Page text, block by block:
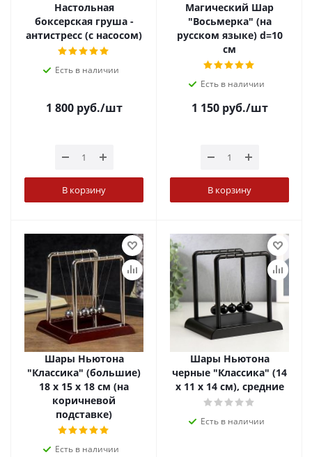
Настольная
боксерская груша -
антистресс (с насосом)
Есть в наличии
1 800руб./шт
В корзину
Магический Шар
"Восьмерка" (на
русском языке) d=10
см
Есть в наличии
1 150руб./шт
В корзину
Шары Ньютона
"Классика" (большие)
18 х 15 х 18 см (на
коричневой
подставке)
Есть в наличии
Шары Ньютона
черные "Классика" (14
х 11 х 14 см), средние
Есть в наличии